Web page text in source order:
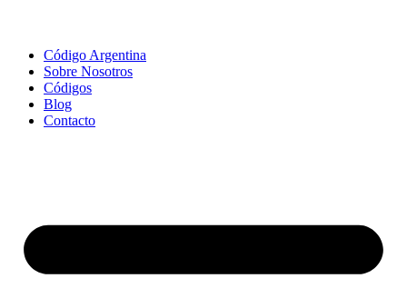
Código Argentina
Sobre Nosotros
Códigos
Blog
Contacto